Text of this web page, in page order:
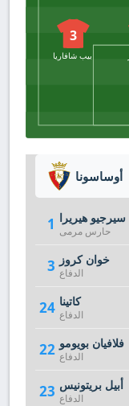
3
بيب شافاريا
أوساسونا
1 سيرجيو هيريرا
حارس مرمى
3 خوان كروز
الدفاع
24 كاتينا
الدفاع
22 فلافيان بويومو
الدفاع
23 أبيل بريتونيس
الدفاع